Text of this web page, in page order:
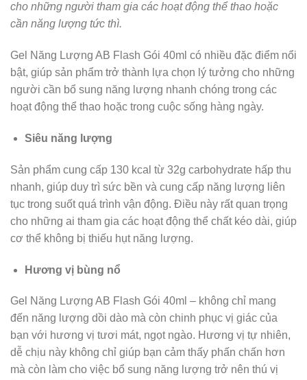
cho những người tham gia các hoạt động thể thao hoặc
cần năng lượng tức thì.
Gel Năng Lượng AB Flash Gói 40ml có nhiều đặc điểm nổi
bật, giúp sản phẩm trở thành lựa chọn lý tưởng cho những
người cần bổ sung năng lượng nhanh chóng trong các
hoạt động thể thao hoặc trong cuộc sống hàng ngày.
Siêu năng lượng
Sản phẩm cung cấp 130 kcal từ 32g carbohydrate hấp thu
nhanh, giúp duy trì sức bền và cung cấp năng lượng liên
tục trong suốt quá trình vận động. Điều này rất quan trọng
cho những ai tham gia các hoạt động thể chất kéo dài, giúp
cơ thể không bị thiếu hụt năng lượng.
Hương vị bùng nổ
Gel Năng Lượng AB Flash Gói 40ml – không chỉ mang
đến năng lượng dồi dào mà còn chinh phục vị giác của
bạn với hương vị tươi mát, ngọt ngào. Hương vị tự nhiên,
dễ chịu này không chỉ giúp bạn cảm thấy phấn chấn hơn
mà còn làm cho việc bổ sung năng lượng trở nên thú vị